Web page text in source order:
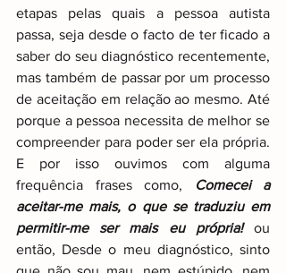
etapas pelas quais a pessoa autista
passa, seja desde o facto de ter ficado a
saber do seu diagnóstico recentemente,
mas também de passar por um processo
de aceitação em relação ao mesmo. Até
porque a pessoa necessita de melhor se
compreender para poder ser ela própria.
E por isso ouvimos com alguma
frequência frases como,
Comecei a
aceitar-me mais, o que se traduziu em
permitir-me ser mais eu própria! ou
então, Desde o meu diagnóstico, sinto